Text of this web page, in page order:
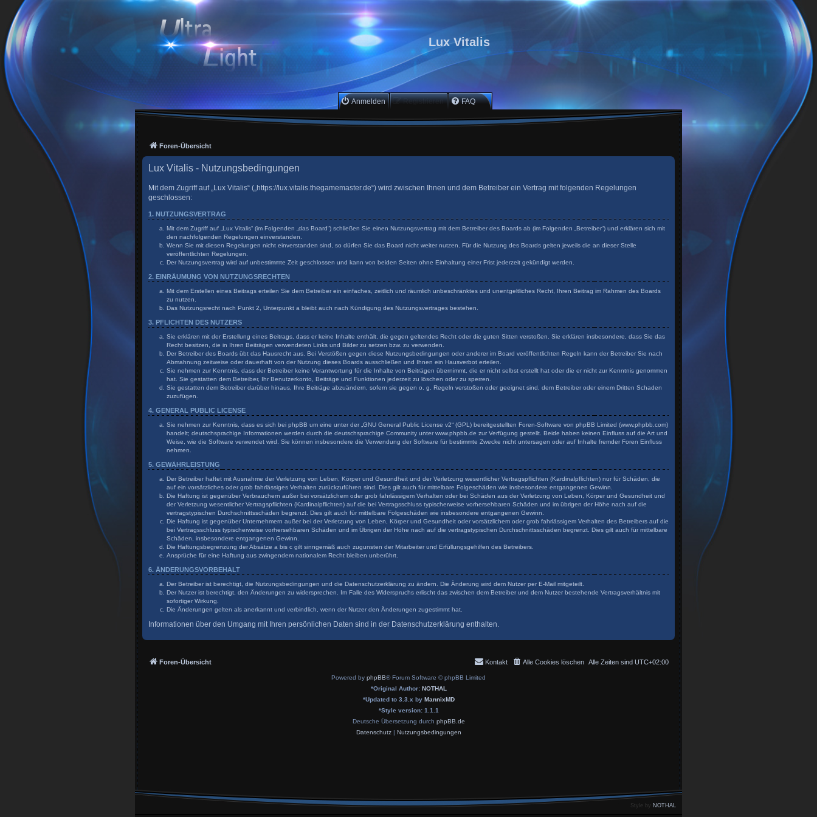
Lux Vitalis
Anmelden Registrieren FAQ
Foren-Übersicht
Lux Vitalis - Nutzungsbedingungen
Mit dem Zugriff auf „Lux Vitalis“ („https://lux.vitalis.thegamemaster.de“) wird zwischen Ihnen und dem Betreiber ein Vertrag mit folgenden Regelungen
geschlossen:
1. NUTZUNGSVERTRAG
Mit dem Zugriff auf „Lux Vitalis“ (im Folgenden „das Board“) schließen Sie einen Nutzungsvertrag mit dem Betreiber des Boards ab (im Folgenden „Betreiber“) und erklären sich mit
den nachfolgenden Regelungen einverstanden.
Wenn Sie mit diesen Regelungen nicht einverstanden sind, so dürfen Sie das Board nicht weiter nutzen. Für die Nutzung des Boards gelten jeweils die an dieser Stelle
veröffentlichten Regelungen.
Der Nutzungsvertrag wird auf unbestimmte Zeit geschlossen und kann von beiden Seiten ohne Einhaltung einer Frist jederzeit gekündigt werden.
2. EINRÄUMUNG VON NUTZUNGSRECHTEN
Mit dem Erstellen eines Beitrags erteilen Sie dem Betreiber ein einfaches, zeitlich und räumlich unbeschränktes und unentgeltliches Recht, Ihren Beitrag im Rahmen des Boards
zu nutzen.
Das Nutzungsrecht nach Punkt 2, Unterpunkt a bleibt auch nach Kündigung des Nutzungsvertrages bestehen.
3. PFLICHTEN DES NUTZERS
Sie erklären mit der Erstellung eines Beitrags, dass er keine Inhalte enthält, die gegen geltendes Recht oder die guten Sitten verstoßen. Sie erklären insbesondere, dass Sie das
Recht besitzen, die in Ihren Beiträgen verwendeten Links und Bilder zu setzen bzw. zu verwenden.
Der Betreiber des Boards übt das Hausrecht aus. Bei Verstößen gegen diese Nutzungsbedingungen oder anderer im Board veröffentlichten Regeln kann der Betreiber Sie nach
Abmahnung zeitweise oder dauerhaft von der Nutzung dieses Boards ausschließen und Ihnen ein Hausverbot erteilen.
Sie nehmen zur Kenntnis, dass der Betreiber keine Verantwortung für die Inhalte von Beiträgen übernimmt, die er nicht selbst erstellt hat oder die er nicht zur Kenntnis genommen
hat. Sie gestatten dem Betreiber, Ihr Benutzerkonto, Beiträge und Funktionen jederzeit zu löschen oder zu sperren.
Sie gestatten dem Betreiber darüber hinaus, Ihre Beiträge abzuändern, sofern sie gegen o. g. Regeln verstoßen oder geeignet sind, dem Betreiber oder einem Dritten Schaden
zuzufügen.
4. GENERAL PUBLIC LICENSE
Sie nehmen zur Kenntnis, dass es sich bei phpBB um eine unter der „ GNU General Public License v2“ (GPL) bereitgestellten Foren-Software von phpBB Limited (www.phpbb.com)
handelt; deutschsprachige Informationen werden durch die deutschsprachige Community unter www.phpbb.de zur Verfügung gestellt. Beide haben keinen Einfluss auf die Art und
Weise, wie die Software verwendet wird. Sie können insbesondere die Verwendung der Software für bestimmte Zwecke nicht untersagen oder auf Inhalte fremder Foren Einfluss
nehmen.
5. GEWÄHRLEISTUNG
Der Betreiber haftet mit Ausnahme der Verletzung von Leben, Körper und Gesundheit und der Verletzung wesentlicher Vertragspflichten (Kardinalpflichten) nur für Schäden, die
auf ein vorsätzliches oder grob fahrlässiges Verhalten zurückzuführen sind. Dies gilt auch für mittelbare Folgeschäden wie insbesondere entgangenen Gewinn.
Die Haftung ist gegenüber Verbrauchern außer bei vorsätzlichem oder grob fahrlässigem Verhalten oder bei Schäden aus der Verletzung von Leben, Körper und Gesundheit und
der Verletzung wesentlicher Vertragspflichten (Kardinalpflichten) auf die bei Vertragsschluss typischerweise vorhersehbaren Schäden und im übrigen der Höhe nach auf die
vertragstypischen Durchschnittsschäden begrenzt. Dies gilt auch für mittelbare Folgeschäden wie insbesondere entgangenen Gewinn.
Die Haftung ist gegenüber Unternehmern außer bei der Verletzung von Leben, Körper und Gesundheit oder vorsätzlichem oder grob fahrlässigem Verhalten des Betreibers auf die
bei Vertragsschluss typischerweise vorhersehbaren Schäden und im Übrigen der Höhe nach auf die vertragstypischen Durchschnittsschäden begrenzt. Dies gilt auch für mittelbare
Schäden, insbesondere entgangenen Gewinn.
Die Haftungsbegrenzung der Absätze a bis c gilt sinngemäß auch zugunsten der Mitarbeiter und Erfüllungsgehilfen des Betreibers.
Ansprüche für eine Haftung aus zwingendem nationalem Recht bleiben unberührt.
6. ÄNDERUNGSVORBEHALT
Der Betreiber ist berechtigt, die Nutzungsbedingungen und die Datenschutzerklärung zu ändern. Die Änderung wird dem Nutzer per E-Mail mitgeteilt.
Der Nutzer ist berechtigt, den Änderungen zu widersprechen. Im Falle des Widerspruchs erlischt das zwischen dem Betreiber und dem Nutzer bestehende Vertragsverhältnis mit
sofortiger Wirkung.
Die Änderungen gelten als anerkannt und verbindlich, wenn der Nutzer den Änderungen zugestimmt hat.
Informationen über den Umgang mit Ihren persönlichen Daten sind in der Datenschutzerklärung enthalten.
Foren-Übersicht Alle Zeiten sind UTC+02:00
Alle Cookies löschen
Kontakt
Powered by phpBB® Forum Software © phpBB Limited
*Original Author: NOTHAL
*Updated to 3.3.x by MannixMD
*Style version: 1.1.1
Deutsche Übersetzung durch phpBB.de
Datenschutz| Nutzungsbedingungen
Style by NOTHAL